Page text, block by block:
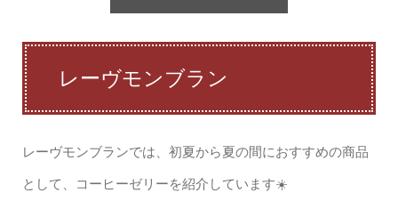
レーヴモンブラン
レーヴモンブランでは、初夏から夏の間におすすめの商品
として、コーヒーゼリーを紹介しています☀️